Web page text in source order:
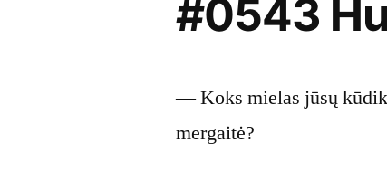
#0543
— Koks mielas jūsų
mergaitė?